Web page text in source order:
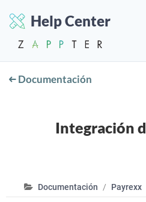
Help Center
Documentación
Integración
Documentación Payrexx